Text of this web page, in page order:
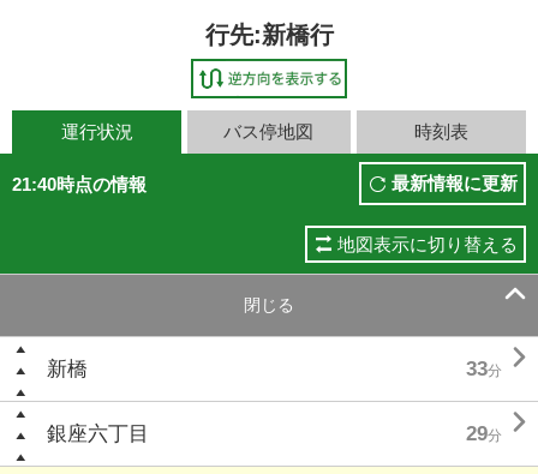
行先:新橋行
運行状況 バス停地図 時刻表
21:40時点の情報 最新情報に更新
地図表示に切り替える
閉じる 
新橋 33分 
銀座六丁目 29分 